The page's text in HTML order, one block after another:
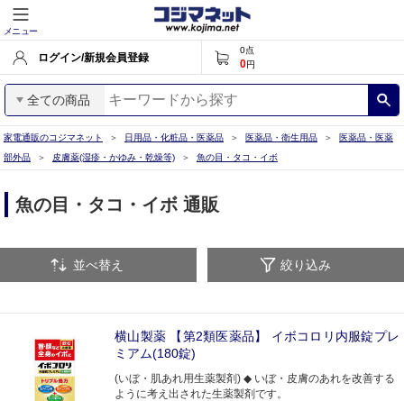
メニュー
ログイン/新規会員登録
0点
0円
全ての商品
家電通販のコジマネット 日用品・化粧品・医薬品 医薬品・衛生用品
医薬品・医薬
部外品
皮膚薬(湿疹・かゆみ・乾燥等) 魚の目・タコ・イボ
魚の目・タコ・イボ 通販
並べ替え 絞り込み
横山製薬 【第2類医薬品】 イボコロリ内服錠プレ
ミアム(180錠)
(いぼ・肌あれ用生薬製剤) ◆ いぼ・皮膚のあれを改善する
ように考え出された生薬製剤です。